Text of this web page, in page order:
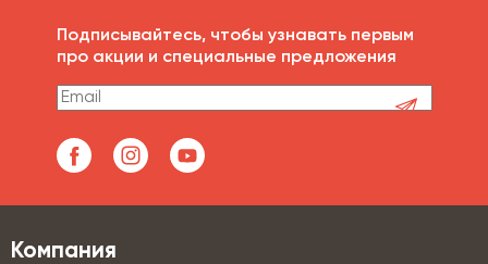
Подписывайтесь, чтобы узнавать первым
про акции и специальные предложения
Компания